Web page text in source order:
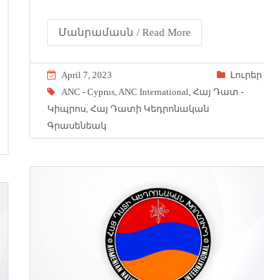
Մանրամասն / Read More
April 7, 2023
Լուրեր
ANC - Cyprus ANC International Հայ Դատ -
Կիպրոս Հայ Դատի Կեդրոնական
Գրասենեակ